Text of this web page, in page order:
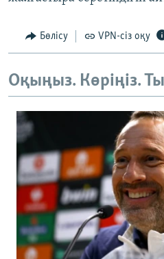
Русский
ЖАЗЫЛЫҢЫЗ
Бөлісу VPN-сіз оқу
Оқыңыз. Көріңіз.